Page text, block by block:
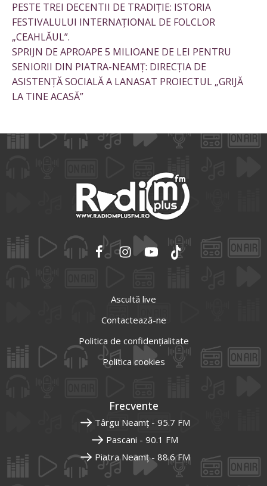
PESTE TREI DECENTII DE TRADIȚIE: ISTORIA
FESTIVALULUI INTERNAȚIONAL DE FOLCLOR
„CEAHLĂUL”.
SPRIJN DE APROAPE 5 MILIOANE DE LEI PENTRU
SENIORII DIN PIATRA-NEAMȚ: DIRECȚIA DE
ASISTENȚĂ SOCIALĂ A LANASAT PROIECTUL „GRIJĂ
LA TINE ACASĂ”
Ascultă live
Contactează-ne
Politica de confidențialitate
Politica cookies
Frecvente
Târgu Neamț - 95.7 FM
Pascani - 90.1 FM
Piatra Neamț - 88.6 FM